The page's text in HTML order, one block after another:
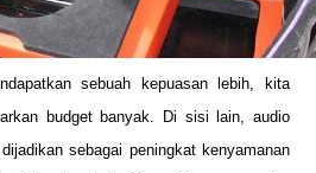
sebuah kepuasan lebih, kita
budget banyak. Di sisi lain, audio
sebagai peningkat kenyamanan